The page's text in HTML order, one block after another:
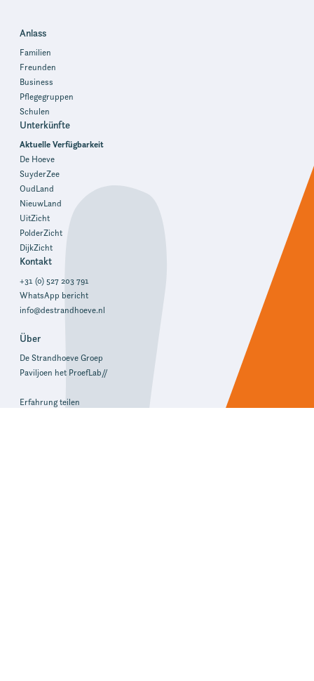
Anlass
Familien
Freunden
Business
Pflegegruppen
Schulen
Unterkünfte
Aktuelle Verfügbarkeit
De Hoeve
SuyderZee
OudLand
NieuwLand
UitZicht
PolderZicht
DijkZicht
Kontakt
+31 (0) 527 203 791
WhatsApp bericht
info@destrandhoeve.nl
Über
De Strandhoeve Groep
Paviljoen het ProefLab//
Erfahrung teilen